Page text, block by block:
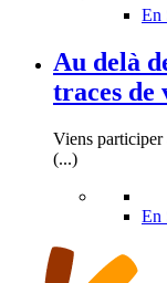
En
Au delà
traces de
Viens participer
(...)
En